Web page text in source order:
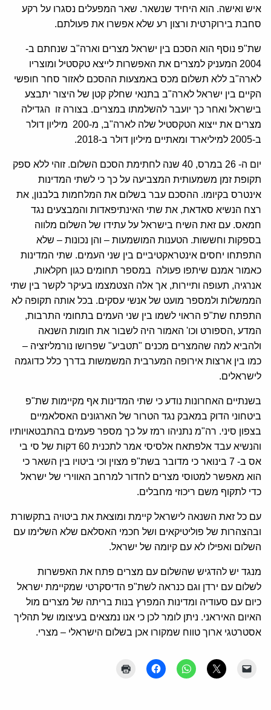
איש ואישה. הוא היחיד שנשאר. שאר המפעלים נסגרו על רקע
סחבת בירוקרטית ורצון רע שלא אפשרו את פעולתם.
שת"פ נוסף הוא הסכם בין ישראל מצרים וארה"ב שנחתם ב-
2004 המעניק למצרים את האפשרות לייצא טקסטיל ומוצריו
לארה"ב ללא תשלום מכס באמצעות ההסכם לאזור סחר חופשי
הקיים בין ישראל לארה"ב בתנאי שחלק קטן של היצור יתבצע
בישראל ואחר כך יועבר להשלמתו במצרים. בצורה זו הגדילה
מצרים את ייצוא הטקסטיל שלה לארה"ב, מ-200 מיליון דולר
ב-2005 למיליארד ומאתיים מיליון דולר ב-2018.
יום ה- 26 במרס, 40 שנה לחתימת הסכם השלום. זוהי ללא ספק
תקופת זמן משמעותית המצביעה על כך כי לשתי המדינות
אינטרס בקיומו. ההסכם עבר בשלום את המלחמות בלבנון, את
רצח הנשיא סאדאת, את שתי האינתיפאדות והמבצעים נגד
חמאס. עם זאת השיח בישראל על עתידו של השלום מלווה
בספקות וחששות. הטענות המושמעות – והן נכונות – שלא
התפתחו יחסים אינטראקטיביים בין שני העמים. שתי המדינות
כאמור אמנם שיתפו פעולה במספר תחומים כגון חקלאות,
אנרגיה, תעופה ותיירות, אך אלה הצטמצמו בעיקר לקשר בין שתי
הממשלות ולמספר מועט של אנשי עסקים. בכל אותה תקופה לא
התפתח שת"פ הראוי לשמו בין שני העמים בתחומי התרבות,
המדע ,הספורט וכו' האמור היה לשבור את חומות השנאה
ולהביא למה שהמצרים מכנים "תטביע" שפרושו נורמליזציה –
כמו בין ארצות אירופה המערבית המשמשות בדרך כלל כדוגמה
לישראלים.
בשנתיים האחרונות נודע כי שתי המדינות אף מקיימות שת"פ
ביטחוני הדוק במאבק נגד הטרור של הארגונים האסלאמיים
בצפון סיני. רה"מ נתניהו רמז על כך מספר פעמים בהתבטאויותיו
והנשיא עבד אלפתאח אלסיסי אמר לתכנית 60 דקות של סי בי
אס ב- 7 בינואר כי מדובר בשת"פ מצוין וכי ביטויו בין השאר כי
הוא מאפשר למטוסי מצרים לחדור למרחב האווירי של ישראל
כדי לתקוף משם ריכוזי מחבלים.
עם כל זאת השנאה לישראל קיימת ומוצאת את ביטויה בתקשורת
ובהצהרות של פוליטיקאים ושל חכמי האסלאם שלא השלימו עם
השלום ואפילו לא עם קיומה של ישראל.
מנגד יש להדגיש שהשלום עם מצרים פתח את האפשרות
לשלום עם ירדן וגם כנראה לשת"פ הדיסקרטי שמקיימת ישראל
כיום עם סעודיה ומדינות המפרץ בנות בריתה של מצרים מול
האיום האיראני. ניתן לומר לכן כי אנו נמצאים בעיצומו של תהליך
אסטרטגי ארוך טווח שמקורו אכן בשלום הישראלי – מצרי.